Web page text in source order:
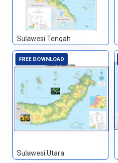
Sulawesi Tengah
FREE DOWNLOAD
Sulawesi Utara